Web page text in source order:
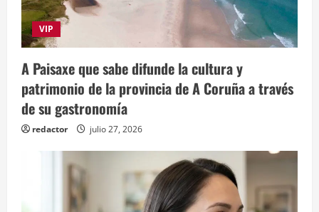
VIP
A Paisaxe que sabe difunde la cultura y
patrimonio de la provincia de A Coruña a través
de su gastronomía
redactor julio 27, 2026